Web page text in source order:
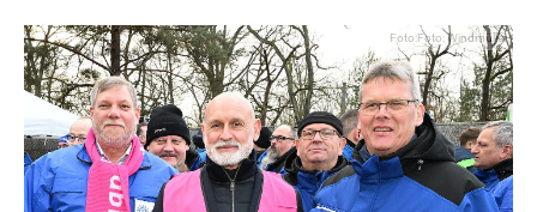
Foto:Foto: Windmüller